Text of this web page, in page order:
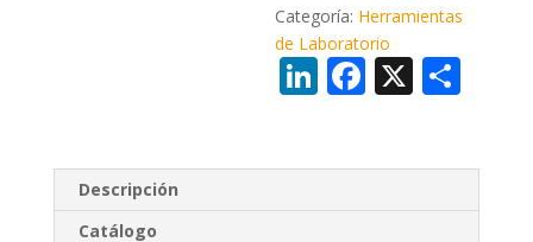
Categoría: Herramientas
de Laboratorio
Li
dI
F
o
X
ar
Descripción
Catálogo